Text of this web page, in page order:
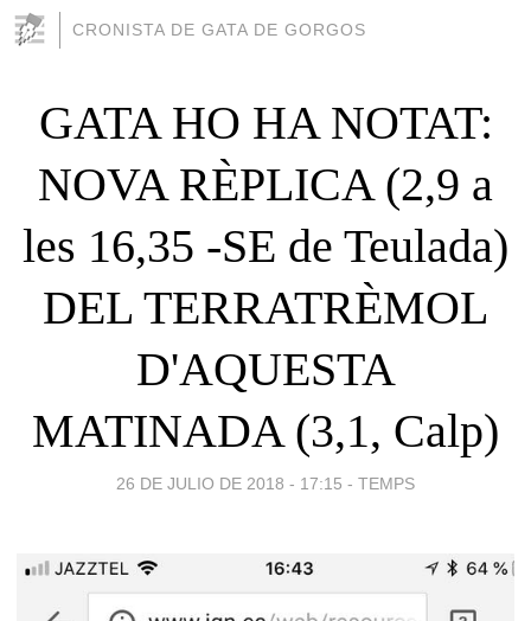
CRONISTA DE GATA DE GORGOS
GATA HO HA NOTAT:
NOVA RÈPLICA (2,9 a
les 16,35 -SE de Teulada)
DEL TERRATRÈMOL
D'AQUESTA
MATINADA (3,1, Calp)
26 DE JULIO DE 2018 - 17:15 - TEMPS